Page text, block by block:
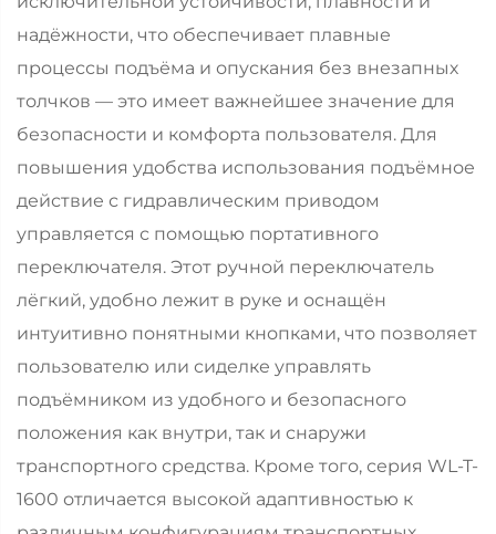
надёжности, что обеспечивает плавные
процессы подъёма и опускания без внезапных
толчков — это имеет важнейшее значение для
безопасности и комфорта пользователя. Для
повышения удобства использования подъёмное
действие с гидравлическим приводом
управляется с помощью портативного
переключателя. Этот ручной переключатель
лёгкий, удобно лежит в руке и оснащён
интуитивно понятными кнопками, что позволяет
пользователю или сиделке управлять
подъёмником из удобного и безопасного
положения как внутри, так и снаружи
транспортного средства. Кроме того, серия WL-T-
1600 отличается высокой адаптивностью к